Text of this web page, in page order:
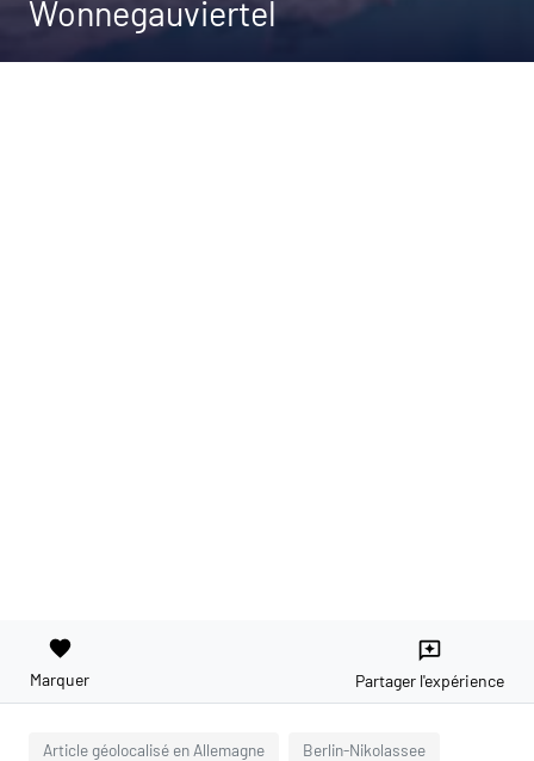
Wonnegauviertel
favorite
Marquer
reviews
Partager l'expérience
Article géolocalisé en Allemagne Berlin-Nikolassee